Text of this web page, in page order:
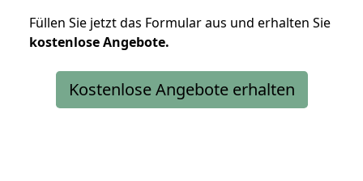
Füllen Sie jetzt das Formular aus und erhalten Sie
kostenloseAngebote.
Kostenlose Angebote erhalten